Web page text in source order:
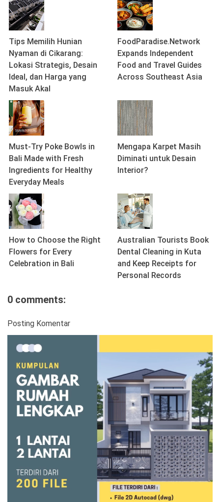
Tips Memilih Hunian
Nyaman di Cikarang:
Lokasi Strategis, Desain
Ideal, dan Harga yang
Masuk Akal
FoodParadise.Network
Expands Independent
Food and Travel Guides
Across Southeast Asia
Must-Try Poke Bowls in
Bali Made with Fresh
Ingredients for Healthy
Everyday Meals
Mengapa Karpet Masih
Diminati untuk Desain
Interior?
How to Choose the Right
Flowers for Every
Celebration in Bali
Australian Tourists Book
Dental Cleaning in Kuta
and Keep Receipts for
Personal Records
0 comments:
Posting Komentar